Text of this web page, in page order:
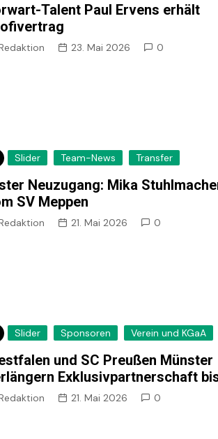
Talent Paul Ervens erhält
23. Mai 2026 0
Slider Team-News Transfer
Neuzugang: Mika
SV Meppen
21. Mai 2026 0
Slider Sponsoren Verein und KGaA
und SC Preußen Münster
Exklusivpartnerschaft
21. Mai 2026 0